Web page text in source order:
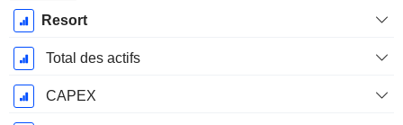
Resort
Total des actifs
CAPEX